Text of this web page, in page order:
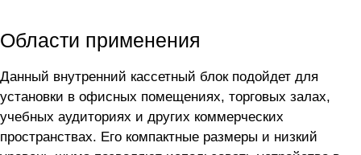
Области применения
Данный внутренний кассетный блок подойдет для
установки в офисных помещениях, торговых залах,
учебных аудиториях и других коммерческих
пространствах. Его компактные размеры и низкий